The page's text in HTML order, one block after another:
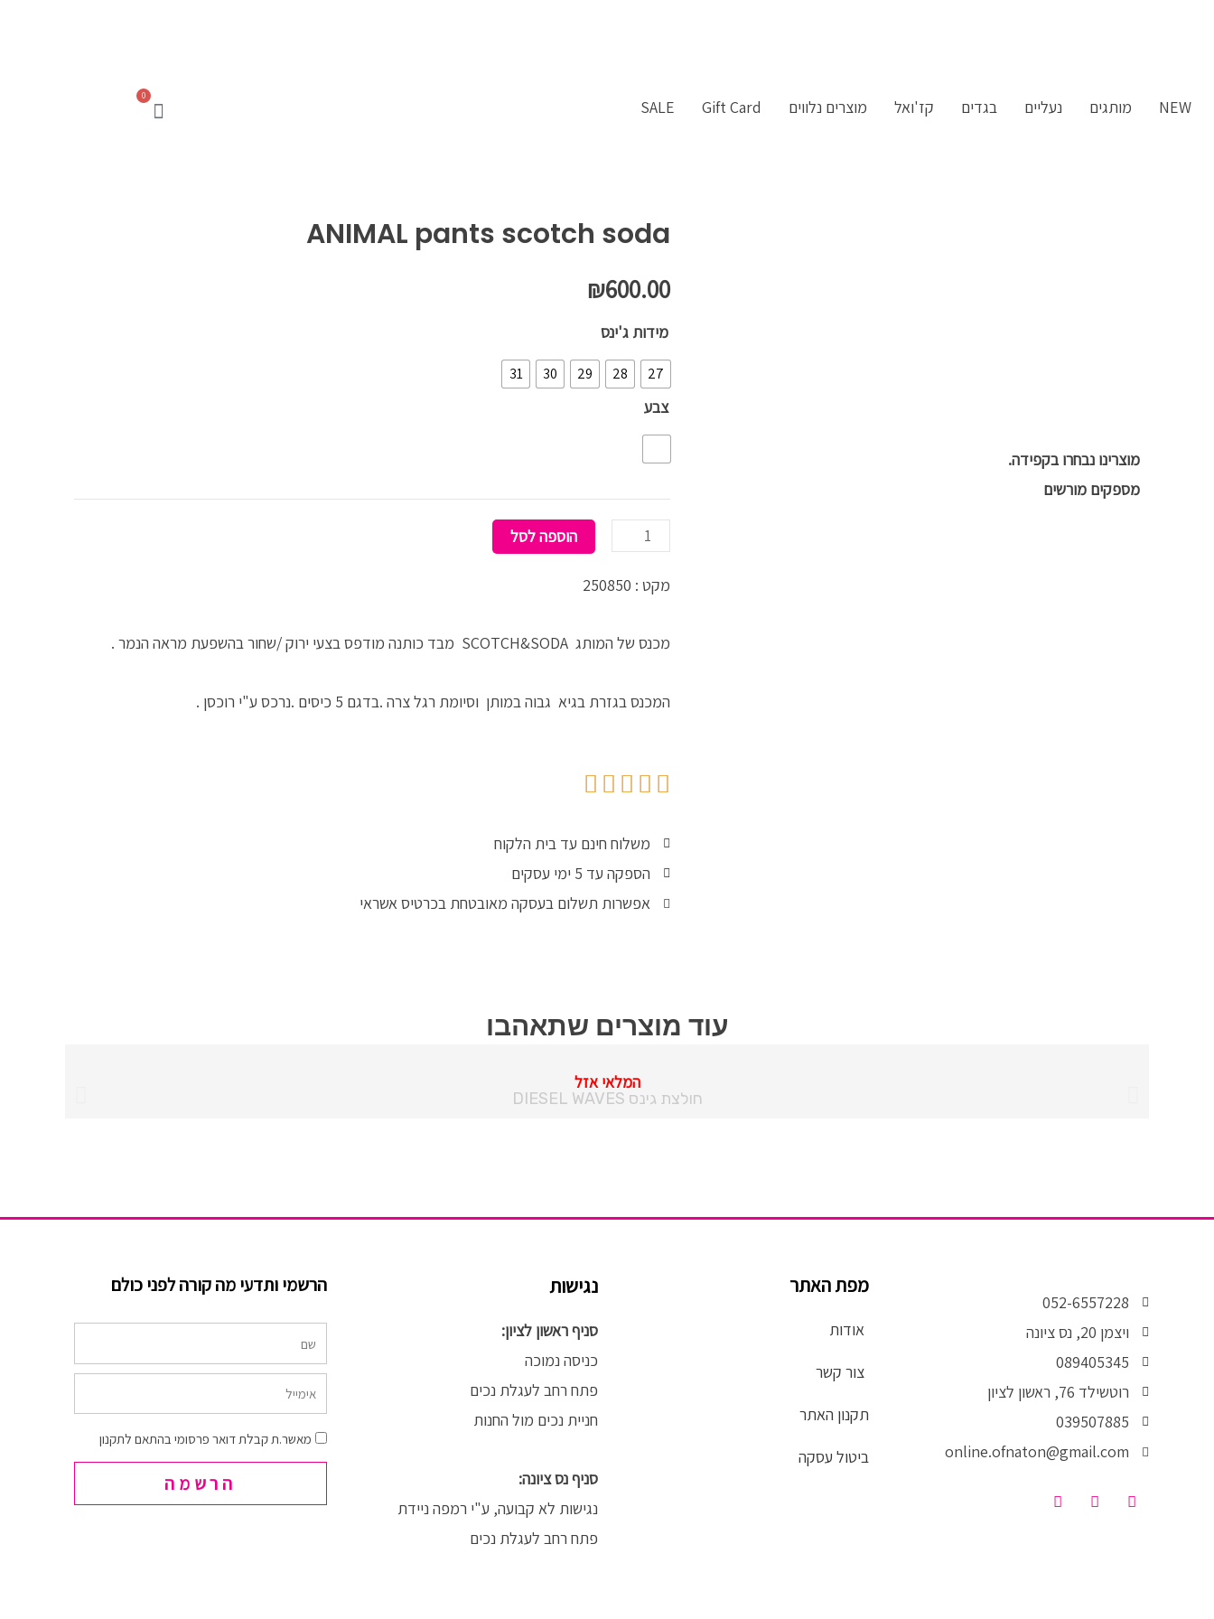
NEW מותגים נעליים בגדים קז'ואל מוצרים נלווים Gift Card
SALE
0
עגלת
מוצרינו נבחרו בקפידה.
מספקים מורשים
ANIMAL pants scotch soda
₪600.00
מידות ג'ינס
27
28
29
30
31
צבע
כמות
של
ANIMAL
pants
הוספה לסל
מקט : 250850
מכנס של המותג SCOTCH&SODA מבד כותנה מודפס בצעי ירוק /שחור בהשפעת מראה הנמר .
המכנס בגזרת בגיא גבוה במותן וסיומת רגל צרה .בדגם 5 כיסים .נרכס ע"י רוכסן .
משלוח חינם עד בית הלקוח
הספקה עד 5 ימי עסקים
אפשרות תשלום בעסקה מאובטחת בכרטיס אשראי
עוד מוצרים שתאהבו
חולצת גינס DIESEL WAVES
המלאי אזל
052-6557228
ויצמן 20, נס ציונה
089405345
רוטשילד 76, ראשון לציון
039507885
online.ofnaton@gmail.com
F
a
I
n
T
i
מפת האתר
אודות
צור קשר
תקנון האתר
ביטול עסקה
נגישות
סניף ראשון לציון:
כניסה נמוכה
פתח רחב לעגלת נכים
חניית נכים מול החנות
סניף נס ציונה:
נגישות לא קבועה, ע"י רמפה ניידת
פתח רחב לעגלת נכים
הרשמי ותדעי מה קורה לפני כולם
שם
אימייל
הסכמה
מאשר.ת קבלת דואר פרסומי בהתאם לתקנון
הרשמה